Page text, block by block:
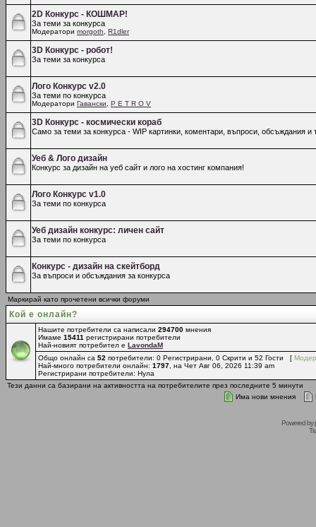
2D Конкурс - КОШМАР!
За теми за конкурса
Модератори morgoth R1dler
3D Конкурс - робот!
За теми за конкурса
Лого Конкурс v2.0
За теми по конкурса
Модератори Гавански P E T R O V
3D Конкурс - космически кораб
Само за теми за конкурса - WIP картинки, коментари, въпроси, обсъждания и
Уеб & Лого дизайн
Конкурс за дизайн на уеб сайт и лого на хостинг компания!
Лого Конкурс v1.0
За теми по конкурса
Уеб дизайн конкурс: личен сайт
За теми по конкурса
Конкурс - дизайн на скейтборд
За въпроси и обсъждания за конкурса
Маркирай като прочетени всички форуми
Кой е онлайн?
Нашите потребители са написали 294700 мнения
Имаме 15411 регистрирани потребители
Най-новият потребител е LavondaM
Общо онлайн са 52 потребители: 0 Регистрирани, 0 Скрити и 52 Гости [
Най-много потребители онлайн: 1797 , на Чет Авг 06, 2026 11:39 am
Регистрирани потребители: Нула
Тези данни са базирани на активността на потребителите през последните 5 минути
Има нови мнения
Powered by